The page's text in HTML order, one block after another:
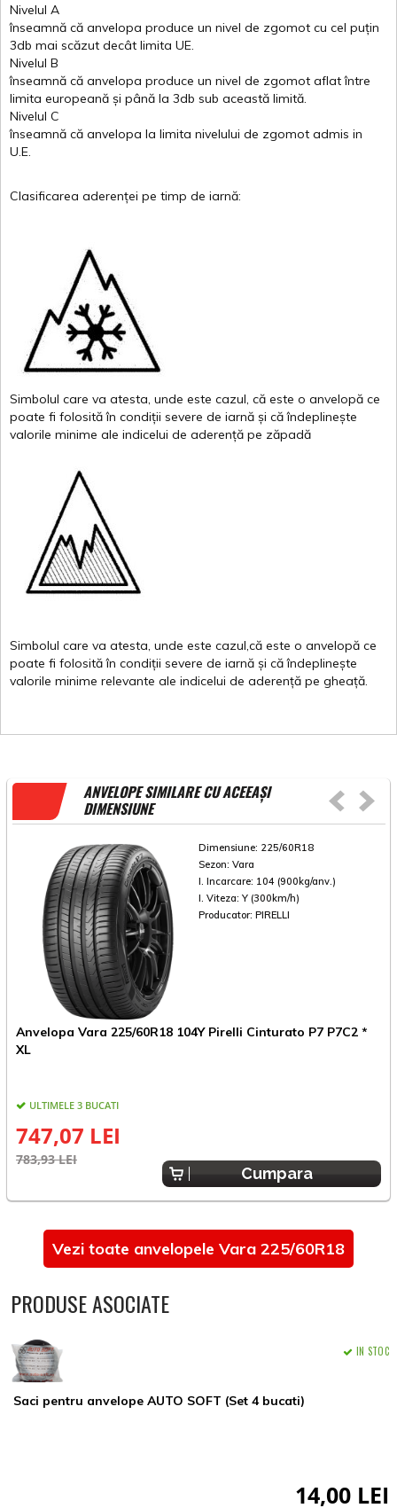
Nivelul A
înseamnă că anvelopa produce un nivel de zgomot cu cel puțin
3db mai scăzut decât limita UE.
Nivelul B
înseamnă că anvelopa produce un nivel de zgomot aflat între
limita europeană și până la 3db sub această limită
Nivelul C
înseamnă că anvelopa la limita nivelului de zgomot admis in
U.E.
Clasificarea aderenței pe timp de iarnă:
Simbolul care va atesta unde este cazul că este o anvelopă ce
poate fi folosită în condiții severe de iarnă și că îndeplinește
valorile minime ale indicelui de aderență pe zăpadă
Simbolul care va atesta unde este cazul,că este o anvelopă ce
poate fi folosită în condiții severe de iarnă și că îndeplinește
valorile minime relevante ale indicelui de aderență pe gheață
ANVELOPE SIMILARE CU ACEEAȘI
DIMENSIUNE
Dimensiune: 225/60R18
Sezon: Vara
I. Incarcare: 104 (900kg/anv.)
I. Viteza: Y (300km/h)
Producator: PIRELLI
Anvelopa Vara 225/60R18 104Y Pirelli Cinturato P7 P7C2 *
XL
ULTIMELE 3 BUCATI
747,07 LEI
783,93 LEI
Cumpara
Vezi toate anvelopele Vara 225/60R18
PRODUSE ASOCIATE
Saci pentru anvelope AUTO SOFT (Set 4 bucati)
IN STOC
14,00 LEI